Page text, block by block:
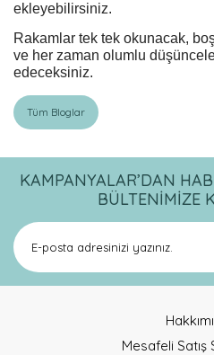
ekleyebilirsiniz.
Rakamlar tek tek okunacak,
ve her zaman olumlu
edeceksiniz.
Tüm Bloglar
KAMPANYALAR’DAN
BÜLTENİMİZE
Mesafeli Satış